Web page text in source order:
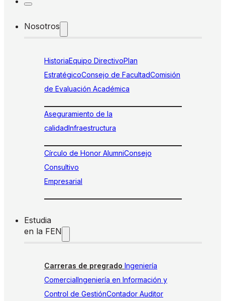
Nosotros
HistoriaEquipo DirectivoPlan
EstratégicoConsejo de FacultadComisión
de Evaluación Académica
Aseguramiento de la
calidadInfraestructura
Círculo de Honor AlumniConsejo
Consultivo
Empresarial
Estudia
en la FEN
Carreras de pregrado Ingeniería
ComercialIngeniería en Información y
Control de GestiónContador Auditor